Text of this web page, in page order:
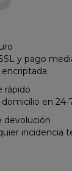
y pago
rápido
en 24-
devolución
incidencia